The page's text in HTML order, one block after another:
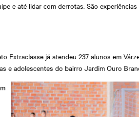
e até lidar com derrotas. São
Extraclasse já atendeu 237 alunos em
e adolescentes do bairro Jardim Ouro